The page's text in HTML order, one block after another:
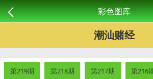
彩色图库
潮汕赌经
第219期 第218期 第217期 第216